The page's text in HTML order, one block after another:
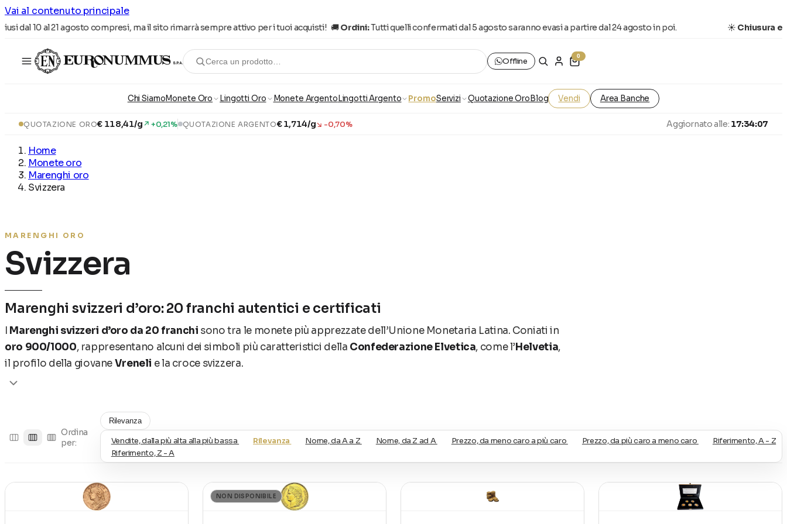
Vai al contenuto principale
dal 10 al 21 agosto compresi, ma il sito rimarrà sempre attivo per i tuoi acquisti! 🚚 Ordini:Tutti quelli confermati dal 5 agosto saranno evasi a partire dal 24 agosto in poi. Chiusura
Cerca un prodotto… Offline
0
Chi SiamoMonete Oro Lingotti Oro Monete Argento Lingotti Argento PromoServizi Quotazione Oro Blog Vendi Area Banche
QUOTAZIONE ORO€ 118,41/g↗ +0,21% QUOTAZIONE ARGENTO€ 1,714/g↘ -0,70% Aggiornato alle: 17:34:07
Home
Monete oro
Marenghi oro
Svizzera
MARENGHI ORO
Svizzera
Marenghi svizzeri d’oro: 20 franchi autentici e certificati
Marenghi svizzeri d’oro da 20 franchi sono tra le monete più apprezzate dell’Unione Monetaria Latina. Coniati in
oro 900/1000, rappresentano alcuni dei simboli più caratteristici della Confederazione Elvetica, come l’Helvetia,
il profilo della giovaneVreneli e la croce svizzera.
In questa sezione troverai le principali emissioni svizzere in oro 900/1000, tra cui:
- 20 franchi “Helvetia”;
- 20 franchi “Vreneli” coniati in epoche differenti, comprese le riconiazioni ufficiali.
Ordina
per:
Rilevanza
Vendite, dalla più alta alla più bassa Rilevanza Nome, da A a Z Nome, da Z ad A Prezzo, da meno caro a più caro Prezzo, da più caro a meno caro
Riferimento, A - Z
Riferimento, Z - A
NON DISPONIBILE